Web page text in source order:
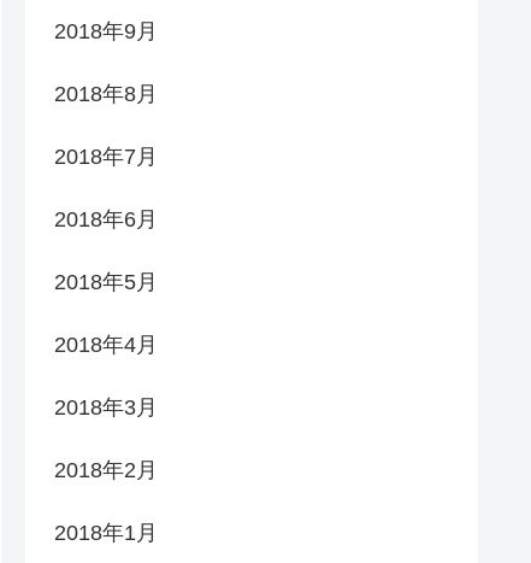
2018年9月
2018年8月
2018年7月
2018年6月
2018年5月
2018年4月
2018年3月
2018年2月
2018年1月